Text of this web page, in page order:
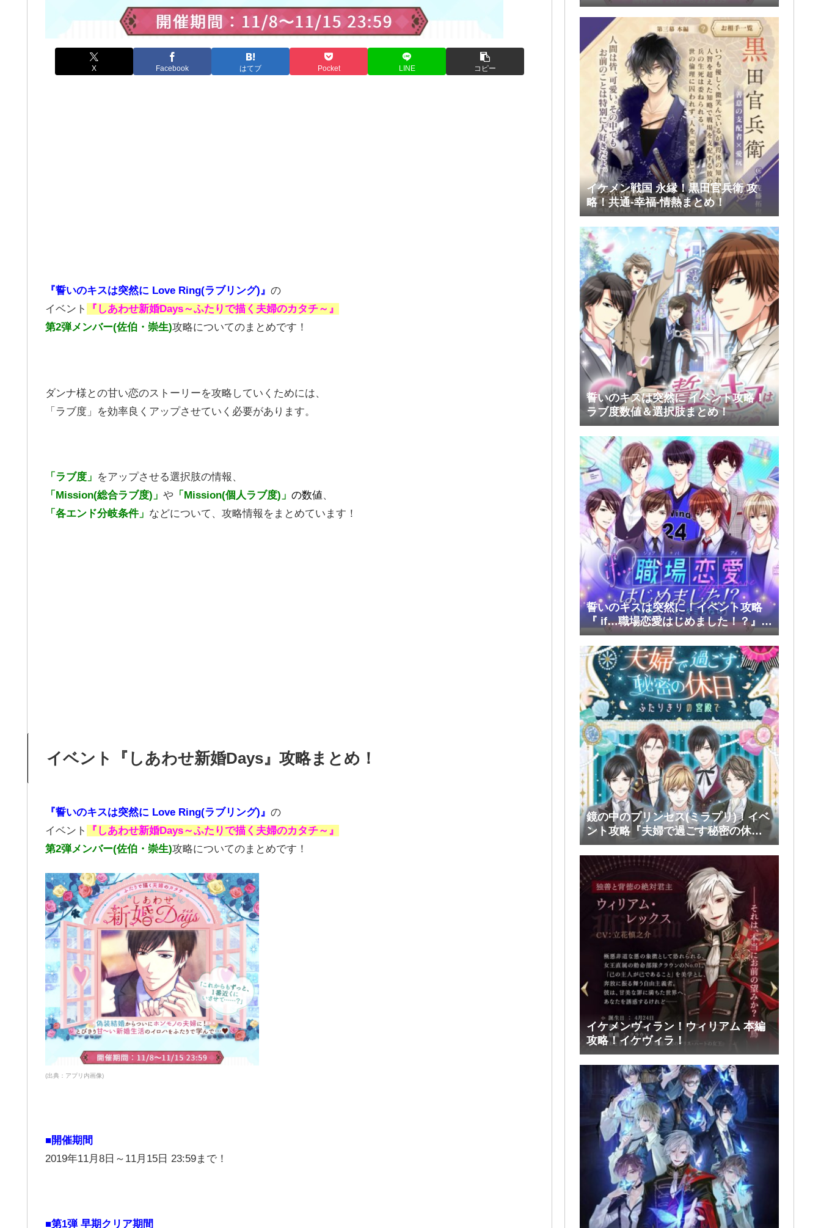
X Facebook はてブ Pocket LINE コピー
『誓いのキスは突然に Love Ring(ラブリング)』 の
イベント
『しあわせ新婚Days～ふたりで描く夫婦のカタチ～』
第2弾メンバー(佐伯・崇生)攻略についてのまとめです！
ダンナ様との甘い恋のストーリーを攻略していくためには、
「ラブ度」を効率良くアップさせていく必要があります。
「ラブ度」 をアップさせる選択肢の情報、
「Mission(総合ラブ度)」 や 「Mission(個人ラブ度)」 の数値、
「各エンド分岐条件」 などについて、攻略情報をまとめています！
イベント『しあわせ新婚Days』攻略まとめ！
『誓いのキスは突然に Love Ring(ラブリング)』 の
イベント
『しあわせ新婚Days～ふたりで描く夫婦のカタチ～』
第2弾メンバー(佐伯・崇生)攻略についてのまとめです！
(出典：アプリ内画像)
■開催期間
2019年11月8日～11月15日 23:59まで！
■第1弾 早期クリア期間
半(大和・レン・環・蒼太)
イケメン戦国 永縁！黒田官兵衛 攻
略！共通-幸福-情熱まとめ！
誓いのキスは突然に イベント攻略！
ラブ度数値＆選択肢まとめ！
誓いのキスは突然に！イベント攻略
『 if…職場恋愛はじめました！？』後
半(孝正・崇生・彰斗)
鏡の中のプリンセス(ミラプリ)！イベ
ント攻略『夫婦で過ごす秘密の休
日』後半(ファリス・ヴィンセント)
イケメンヴィラン！ウィリアム 本編
攻略！イケヴィラ！